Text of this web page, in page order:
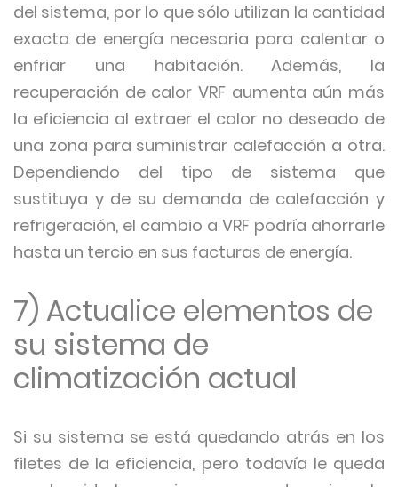
del sistema, por lo que sólo utilizan la cantidad
exacta de energía necesaria para calentar o
enfriar una habitación. Además, la
recuperación de calor VRF aumenta aún más
la eficiencia al extraer el calor no deseado de
una zona para suministrar calefacción a otra.
Dependiendo del tipo de sistema que
sustituya y de su demanda de calefacción y
refrigeración, el cambio a VRF podría ahorrarle
hasta un tercio en sus facturas de energía.
7) Actualice elementos de
su sistema de
climatización actual
Si su sistema se está quedando atrás en los
filetes de la eficiencia, pero todavía le queda